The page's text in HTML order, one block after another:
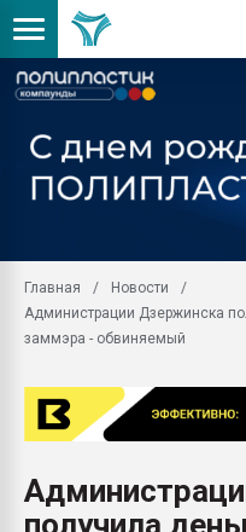
Главная
Новости
Администрации Дзержинска
заммэра - обвиняемый
получила